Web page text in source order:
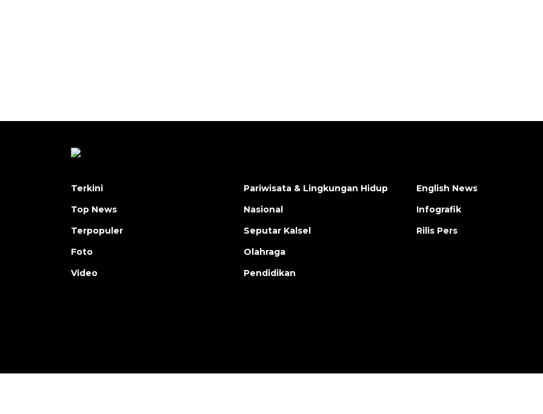
Terkini
Top News
Terpopuler
Foto
Video
Pariwisata & Lingkungan Hidup
Nasional
Seputar Kalsel
Olahraga
Pendidikan
English News
Infografik
Rilis Pers